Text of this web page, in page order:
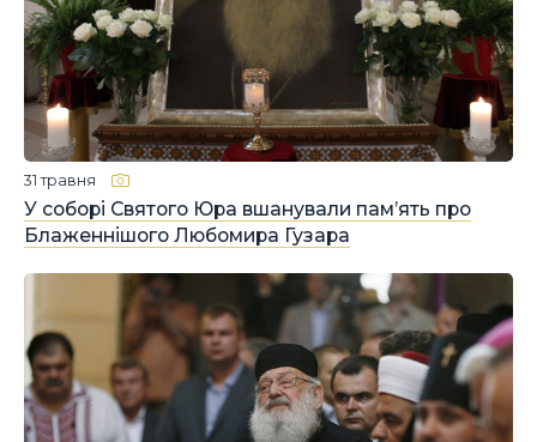
У cоборі Cвятого Юра вшанували пам’ять про
Блаженнішого Любомира Гузара
31 травня